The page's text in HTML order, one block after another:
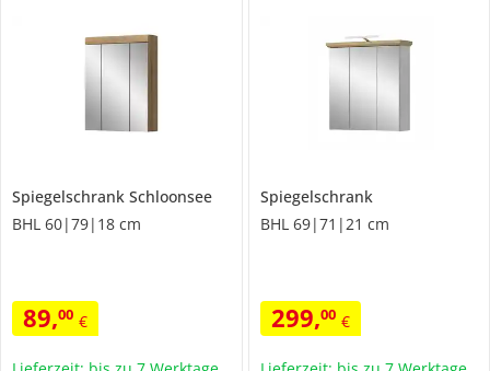
Spiegelschrank Schloonsee
BHL 60|79|18 cm
89,00 €
Spiegelschrank
BHL 69|71|21 cm
299,00 €